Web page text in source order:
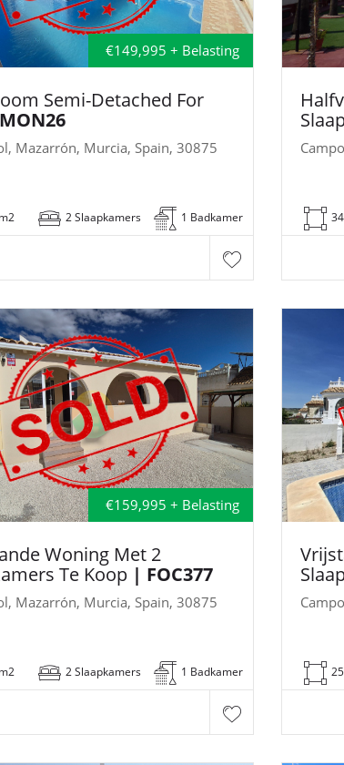
€149,995 + Belasting
Semi-Detached For
Mazarrón, Murcia, Spain, 30875
2 Slaapkamers 1 Badkamer
€159,995 + Belasting
Woning Met 2
Te Koop | FOC377
Mazarrón, Murcia, Spain, 30875
2 Slaapkamers 1 Badkamer